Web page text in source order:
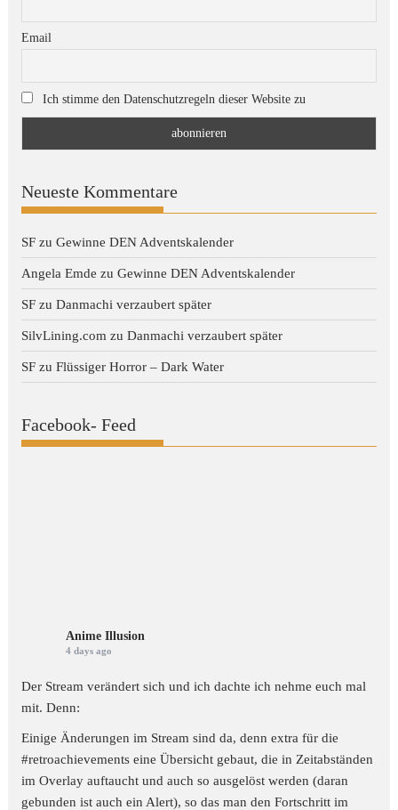
Email
Ich stimme den Datenschutzregeln dieser Website zu
Neueste Kommentare
SF zuGewinne DEN Adventskalender
Angela Emde zuGewinne DEN Adventskalender
SF zuDanmachi verzaubert später
SilvLining.com zuDanmachi verzaubert später
SF zuFlüssiger Horror – Dark Water
Facebook- Feed
Anime Illusion
4 days ago
Der Stream verändert sich und ich dachte ich nehme euch mal
mit. Denn:
Einige Änderungen im Stream sind da, denn extra für die
#retroachievements eine Übersicht gebaut, die in Zeitabständen
im Overlay auftaucht und auch so ausgelöst werden (daran
gebunden ist auch ein Alert), so das man den Fortschritt im